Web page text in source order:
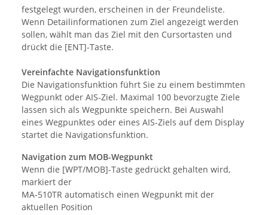
festgelegt wurden, erscheinen in der Freundeliste.
Wenn Detailinformationen zum Ziel angezeigt werden
sollen, wählt man das Ziel mit den Cursortasten und
drückt die [ENT]-Taste.
Vereinfachte Navigationsfunktion
Die Navigationsfunktion führt Sie zu einem bestimmten
Wegpunkt oder AIS-Ziel. Maximal 100 bevorzugte Ziele
lassen sich als Wegpunkte speichern. Bei Auswahl
eines Wegpunktes oder eines AIS-Ziels auf dem Display
startet die Navigationsfunktion.
Navigation zum MOB-Wegpunkt
Wenn die [WPT/MOB]-Taste gedrückt gehalten wird,
markiert der
MA-510TR automatisch einen Wegpunkt mit der
aktuellen Position